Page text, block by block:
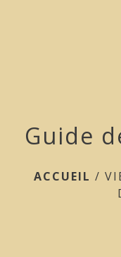
Guide
ACCUEIL /